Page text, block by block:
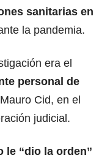
sanitarias en
la pandemia.
era el
personal de
Cid, en el
judicial.
le “dio la orden”